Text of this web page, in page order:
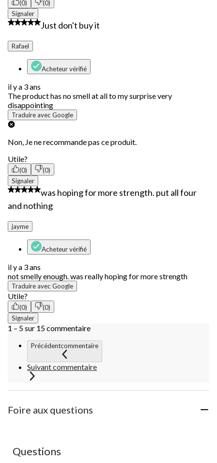
(0)
(0)
Signaler
1 étoile(s) sur 5.
Just don't buy it
Rafael
Acheteur vérifié
il y a 3 ans
The product has no smell at all to my surprise very
disappointing
Traduire avec Google
Non, Je ne recommande pas ce produit.
Utile?
(0)
(0)
Signaler
2 étoile(s) sur 5.
was hoping for more strength. put all four
and nothing
jayme
Acheteur vérifié
il y a 3 ans
not smelly enough. was really hoping for more strength
Traduire avec Google
Utile?
(0)
(0)
Signaler
1 – 5 sur 15 commentaire
Précédentcommentaire
Suivant commentaire
Foire aux questions
Aucune question n'a été posée sur ce produit.
Questions